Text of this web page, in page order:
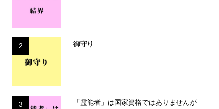
2 御守り
3 「霊能者」は国家資格ではありませんが